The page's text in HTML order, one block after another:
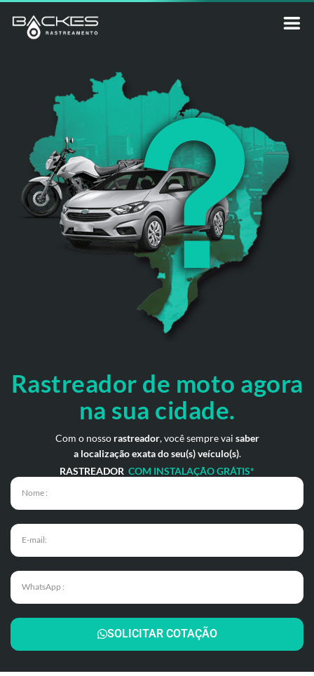
Rastreador de moto agora
na sua cidade.
Com o nosso rastreador, você sempre vai saber
a localização exata do seu(s) veículo(s).
RASTREADOR COM INSTALAÇÃO GRÁTIS*
SOLICITAR COTAÇÃO